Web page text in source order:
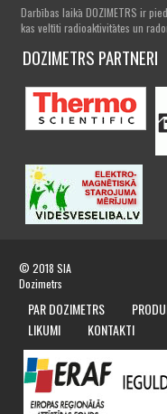
Darbības laikā DOZIMETRS ir
kas veltīti radioaktivitātes un
DOZIMETRS PARTNERI
© 2018 SIA
Dozimetrs
PAR DOZIMETRS
LIKUMI
KONTAKTI